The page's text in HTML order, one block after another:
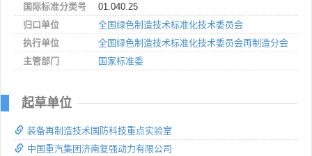
国际标准分类号
01.040.25
归口单位
全国绿色制造技术标准化技术委员会
执行单位
全国绿色制造技术标准化技术委员会再制造分会
主管部门
国家标准委
起草单位
装备再制造技术国防科技重点实验室
中国重汽集团济南复强动力有限公司